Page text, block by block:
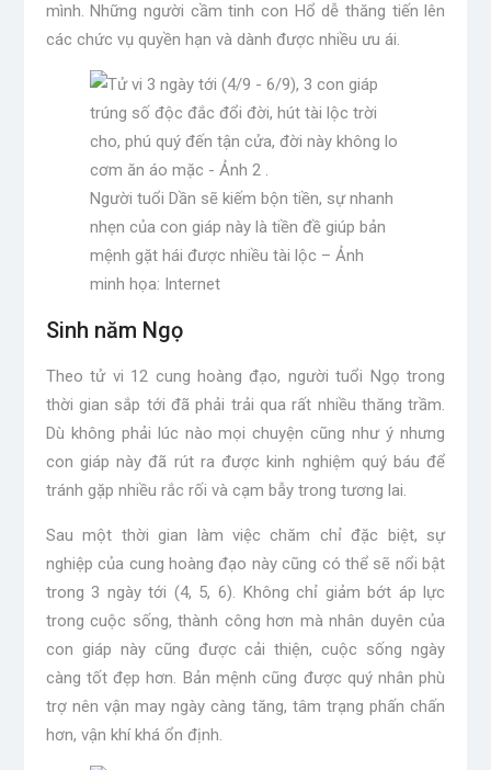
mình. Những người cầm tinh con Hổ dễ thăng tiến lên
các chức vụ quyền hạn và dành được nhiều ưu ái.
Người tuổi Dần sẽ kiếm bộn tiền, sự nhanh
nhẹn của con giáp này là tiền đề giúp bản
mệnh gặt hái được nhiều tài lộc – Ảnh
minh họa: Internet
Sinh năm Ngọ
Theo tử vi 12 cung hoàng đạo, người tuổi Ngọ trong
thời gian sắp tới đã phải trải qua rất nhiều thăng trầm.
Dù không phải lúc nào mọi chuyện cũng như ý nhưng
con giáp này đã rút ra được kinh nghiệm quý báu để
tránh gặp nhiều rắc rối và cạm bẫy trong tương lai.
Sau một thời gian làm việc chăm chỉ đặc biệt, sự
nghiệp của cung hoàng đạo này cũng có thể sẽ nổi bật
trong 3 ngày tới (4, 5, 6). Không chỉ giảm bớt áp lực
trong cuộc sống, thành công hơn mà nhân duyên của
con giáp này cũng được cải thiện, cuộc sống ngày
càng tốt đẹp hơn. Bản mệnh cũng được quý nhân phù
trợ nên vận may ngày càng tăng, tâm trạng phấn chấn
hơn, vận khí khá ổn định.